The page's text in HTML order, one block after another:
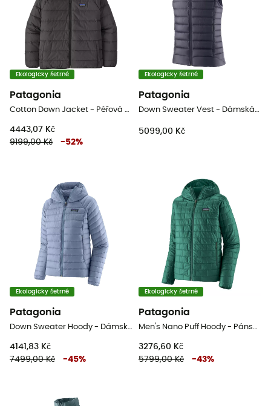
Ekologicky šetrné
Patagonia
Cotton Down Jacket - Péřová bunda
4443,07 Kč
9199,00 Kč
-52%
Ekologicky šetrné
Patagonia
Down Sweater Vest - DámskáPéřova bez rukávů
5099,00 Kč
Ekologicky šetrné
Patagonia
Down Sweater Hoody - DámskáPéřová bunda
4141,83 Kč
7499,00 Kč
-45%
Ekologicky šetrné
Patagonia
Men's Nano Puff Hoody - Pánská péřova
3276,60 Kč
5799,00 Kč
-43%